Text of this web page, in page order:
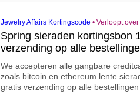
Jewelry Affairs Kortingscode • Verloopt
Spring sieraden kortingsbon
verzending op alle
We accepteren alle gangbare
zoals bitcoin en ethereum lente
gratis verzending op alle bestellingen